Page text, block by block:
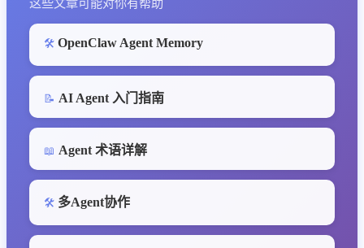
这些文章可能对你有帮助
🛠️ OpenClaw Agent Memory
📝 AI Agent 入门指南
📖 Agent 术语详解
🛠️ 多Agent协作